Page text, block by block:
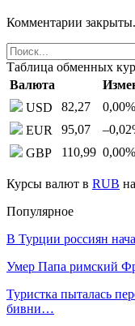
Комментарии закрыты.
Таблица обменных
Валюта
USD
82,27 0,00%
EUR
95,07 –0,02
GBP
110,99 0,00%
Курсы валют в RUB
Популярное
В Турции россиян
Умер Папа римский
Туристка пыталась
бивни…